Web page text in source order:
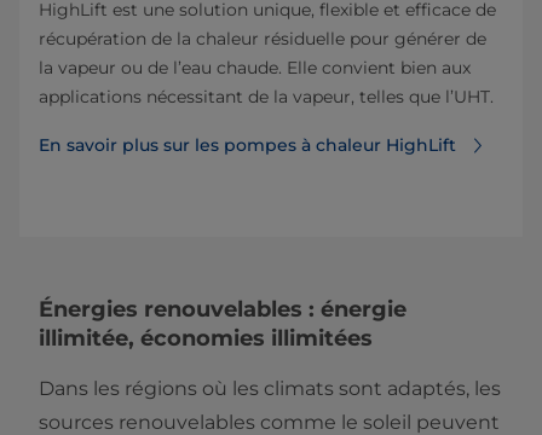
HighLift est une solution unique, flexible et efficace de
récupération de la chaleur résiduelle pour générer de
la vapeur ou de l’eau chaude. Elle convient bien aux
applications nécessitant de la vapeur, telles que l’UHT.
En savoir plus sur les pompes à chaleur HighLift
Énergies renouvelables : énergie
illimitée, économies illimitées
Dans les régions où les climats sont adaptés, les
sources renouvelables comme le soleil peuvent